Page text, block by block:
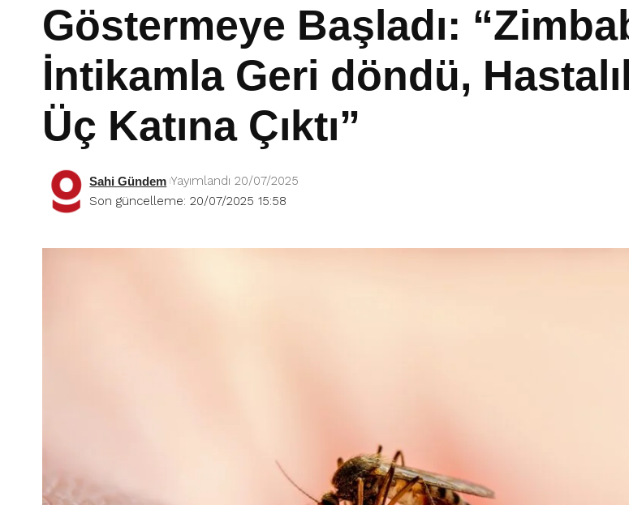
Göstermeye Başladı:
İntikamla Geri döndü,
Üç Katına Çıktı”
Son güncelleme: 20/07/2025 15:58
Sahi Gündem Yayımlandı 20/07/2025